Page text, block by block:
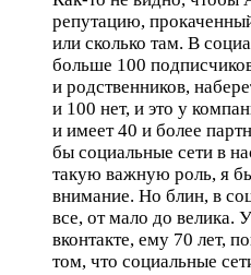
репутацию,
или сколько там. В
больше 100
и родственников,
и 100 нет, и это у
и имеет 40 и более
бы социальные сети в
такую важную роль, я
внимание. Но блин, в
все, от мало до велика.
вконтакте, ему 70 лет,
том, что социальные